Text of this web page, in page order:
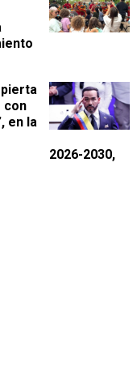
con
en la
2026-2030,